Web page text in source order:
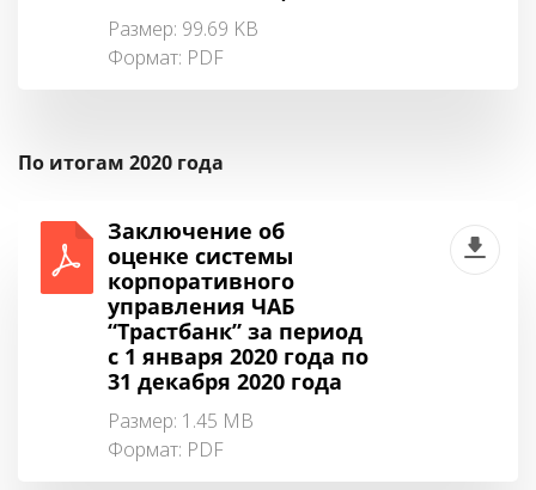
Размер: 99.69 KB
Формат: PDF
По итогам 2020 года
Заключение об
оценке системы
корпоративного
управления ЧАБ
“Трастбанк” за период
с 1 января 2020 года по
31 декабря 2020 года
Размер: 1.45 MB
Формат: PDF